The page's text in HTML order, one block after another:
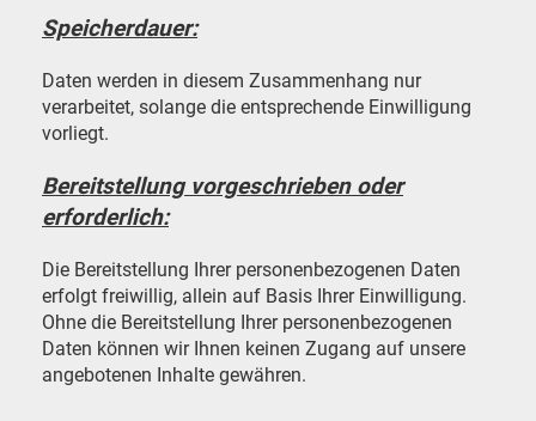
Speicherdauer:
Daten werden in diesem Zusammenhang nur
verarbeitet, solange die entsprechende Einwilligung
vorliegt.
Bereitstellung vorgeschrieben oder
erforderlich:
Die Bereitstellung Ihrer personenbezogenen Daten
erfolgt freiwillig, allein auf Basis Ihrer Einwilligung.
Ohne die Bereitstellung Ihrer personenbezogenen
Daten können wir Ihnen keinen Zugang auf unsere
angebotenen Inhalte gewähren.